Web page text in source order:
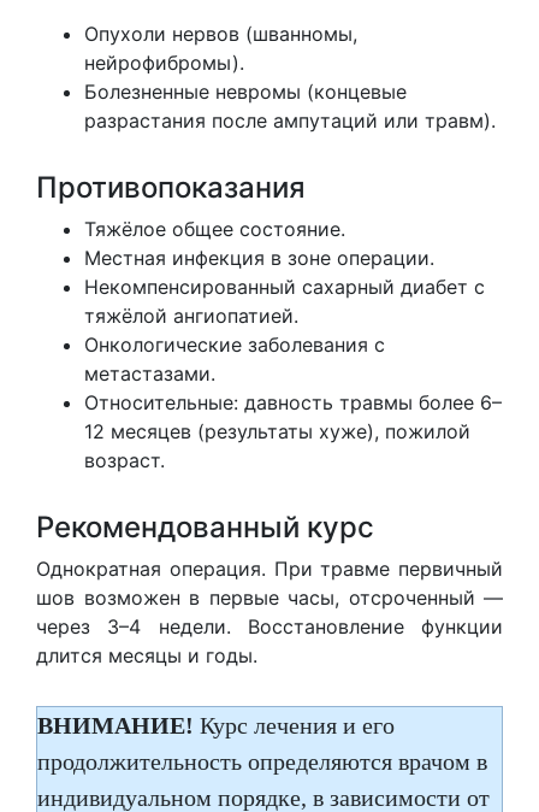
Опухоли нервов (шванномы,
нейрофибромы).
Болезненные невромы (концевые
разрастания после ампутаций или травм).
Противопоказания
Тяжёлое общее состояние.
Местная инфекция в зоне операции.
Некомпенсированный сахарный диабет с
тяжёлой ангиопатией.
Онкологические заболевания с
метастазами.
Относительные: давность травмы более 6–
12 месяцев (результаты хуже), пожилой
возраст.
Рекомендованный курс
Однократная операция. При травме первичный
шов возможен в первые часы, отсроченный —
через 3–4 недели. Восстановление функции
длится месяцы и годы.
ВНИМАНИЕ! Курс лечения и его
продолжительность определяются врачом в
индивидуальном порядке, в зависимости от